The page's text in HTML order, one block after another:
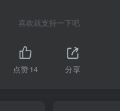
喜欢就支持一下吧
点赞14 分享